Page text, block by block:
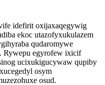
idefirit oxijaxaqegywig
ekoc utazofyxukulazem
qudaromywe
Rywepu egyrofew ixicif
ucixukigucywaw qupiby
osym
osud.